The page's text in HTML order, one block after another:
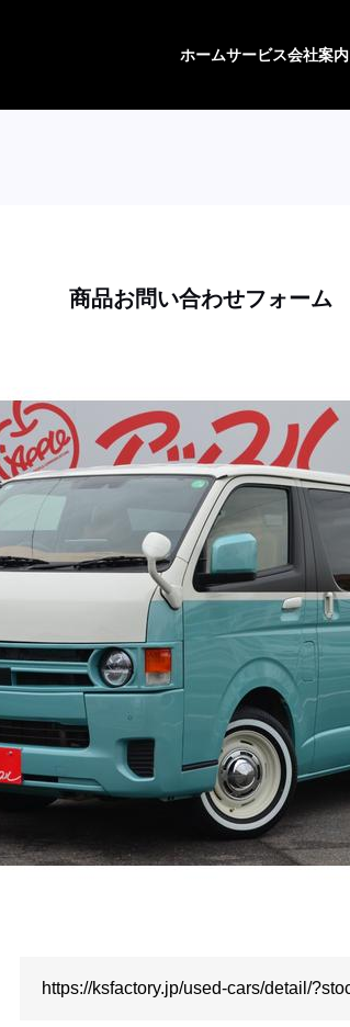
ホームサービス会社案内
商品お問い合わせフォーム